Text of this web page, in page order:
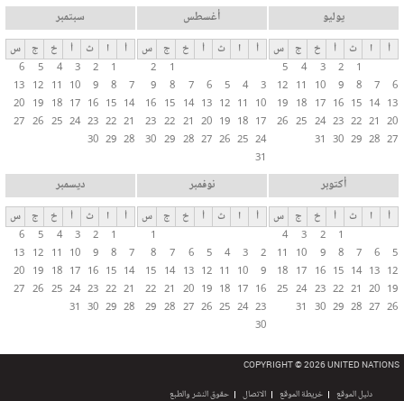
يوليو
أ ا ث أ خ ج
س
1
2
3
4
5
6
7
8
9
10
11
12
13
14
15
16
17
18
19
20
21
22
23
24
25
26
27
28
29
30
31
أغسطس
أ ا ث أ خ ج
س
1
2
3
4
5
6
7
8
9
10
11
12
13
14
15
16
17
18
19
20
21
22
23
24
25
26
27
28
29
30
31
سبتمبر
أ ا ث أ خ ج
س
1
2
3
4
5
6
7
8
9
10
11
12
13
14
15
16
17
18
19
20
21
22
23
24
25
26
27
28
29
30
أكتوبر
أ ا ث أ خ ج
س
1
2
3
4
5
6
7
8
9
10
11
12
13
14
15
16
17
18
19
20
21
22
23
24
25
26
27
28
29
30
31
نوفمبر
أ ا ث أ خ ج
س
1
2
3
4
5
6
7
8
9
10
11
12
13
14
15
16
17
18
19
20
21
22
23
24
25
26
27
28
29
30
ديسمبر
أ ا ث أ خ ج
س
1
2
3
4
5
6
7
8
9
10
11
12
13
14
15
16
17
18
19
20
21
22
23
24
25
26
27
28
29
30
31
COPYRIGHT © 2026 UNITED NATIONS
دليل الموقع خريطة الموقع الاتصال حقوق النشر والطبع